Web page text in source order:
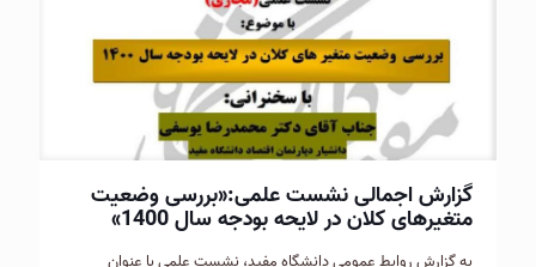
گزارش اجمالی نشست علمی:«بررسی وضعیت
متغيرهای كلان در لایحه بودجه سال 1400»
به گزارش روابط عمومي دانشگاه مفيد، نشست علمی با عنوان